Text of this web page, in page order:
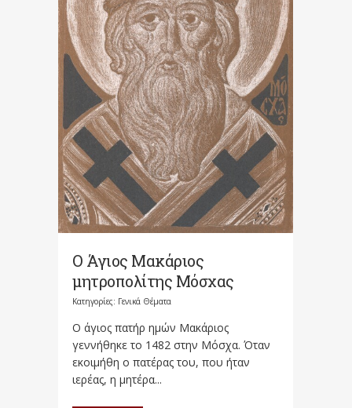
Ο Άγιος Μακάριος
μητροπολίτης Μόσχας
Κατηγορίες: Γενικά Θέματα
Ο άγιος πατήρ ημών Μακάριος
γεννήθηκε το 1482 στην Μόσχα. Όταν
εκοιμήθη ο πατέρας του, που ήταν
ιερέας, η μητέρα...